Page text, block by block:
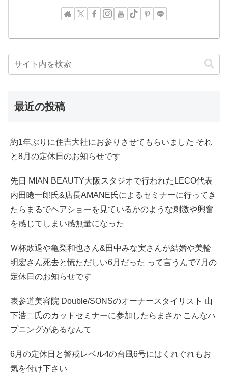
最近の投稿
約1年ぶりに住吉大社にお参りさせてもらいました それ
と8月の定休日のお知らせです
先日 MIAN BEAUTY大阪スタジオで行われたLECO代表
内田睠一郎氏&店長AMANE氏によるセミナーに行ってき
たらまるでヘアショーを見ているかのような刺激や興奮
を感じてしまい感無量になった
Ｗ杯敗退や亀梨和也さん&田中みな実さんが結婚や美輪
明宏さん死去と慌ただしい6月だった って言うんで7月の
定休日のお知らせです
表参道美容院 Double/SONSのオーナースタイリスト 山
下浩二氏のカットセミナーに参加したらまさか こんなハ
プニングがあるなんて
6月の定休日と警戒レベル4の台風6号にはくれぐれもお
気を付け下さい